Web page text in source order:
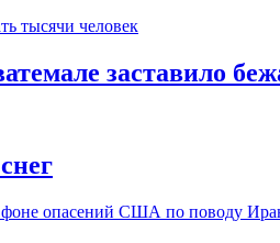
заставило